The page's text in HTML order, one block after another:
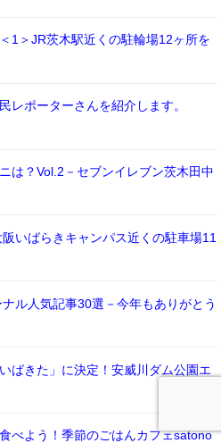
1＞JR茨木駅近くの駐輪場12ヶ所を
レポーターさんを紹介します。
は？Vol.2－セブンイレブン茨木田中
いばらきキャンパス近くの駐車場11
ル人気記事30選－今年もありがとう
ばきた」に決定！安威川ダム公園エ
べよう！季節のごはんカフェsatono